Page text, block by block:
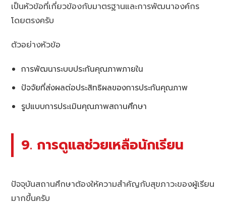
เป็นหัวข้อที่เกี่ยวข้องกับมาตรฐานและการพัฒนาองค์กร
โดยตรงครับ
ตัวอย่างหัวข้อ
การพัฒนาระบบประกันคุณภาพภายใน
ปัจจัยที่ส่งผลต่อประสิทธิผลของการประกันคุณภาพ
รูปแบบการประเมินคุณภาพสถานศึกษา
9. การดูแลช่วยเหลือนักเรียน
ปัจจุบันสถานศึกษาต้องให้ความสำคัญกับสุขภาวะของผู้เรียน
มากขึ้นครับ